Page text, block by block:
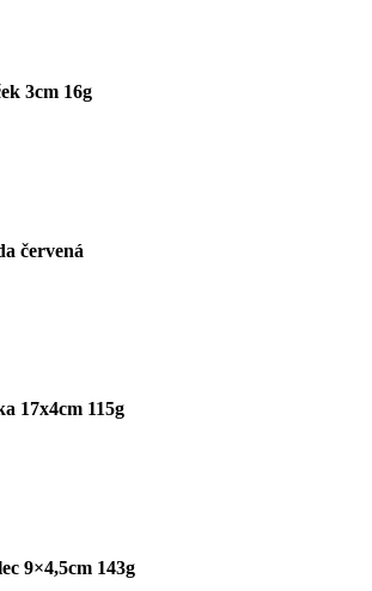
3cm 16g
červená
17x4cm 115g
9×4,5cm 143g